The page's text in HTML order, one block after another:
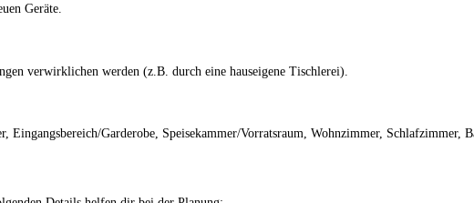
Geräte.
verwirklichen werden (z.B. durch eine hauseigene Tischlerei).
Eingangsbereich/Garderobe, Speisekammer/Vorratsraum, Wohnzimmer, Schlafzimmer,